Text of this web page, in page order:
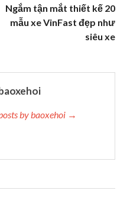
Ngắm tận mắt thiết kế 20
mẫu xe VinFast đẹp như
siêu xe
by baoxehoi →